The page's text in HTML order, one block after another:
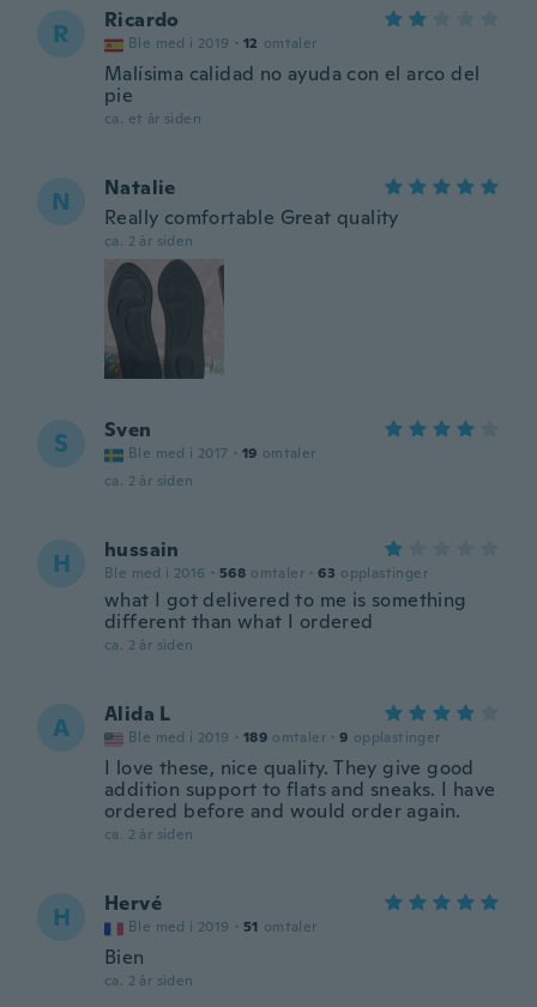
R Ricardo
Ble med i 2019 · 12 omtaler
Malísima calidad no ayuda con el arco del
pie
ca. et år siden
N
Natalie
Really comfortable Great quality
ca. 2 år siden
S Sven
Ble med i 2017 · 19 omtaler
ca. 2 år siden
H hussain
Ble med i 2016 · 568 omtaler · 63 opplastinger
what I got delivered to me is something
different than what I ordered
ca. 2 år siden
A Alida L
Ble med i 2019 · 189 omtaler · 9 opplastinger
I love these, nice quality. They give good
addition support to flats and sneaks. I have
ordered before and would order again.
ca. 2 år siden
H Hervé
Ble med i 2019 · 51 omtaler
Bien
ca. 2 år siden